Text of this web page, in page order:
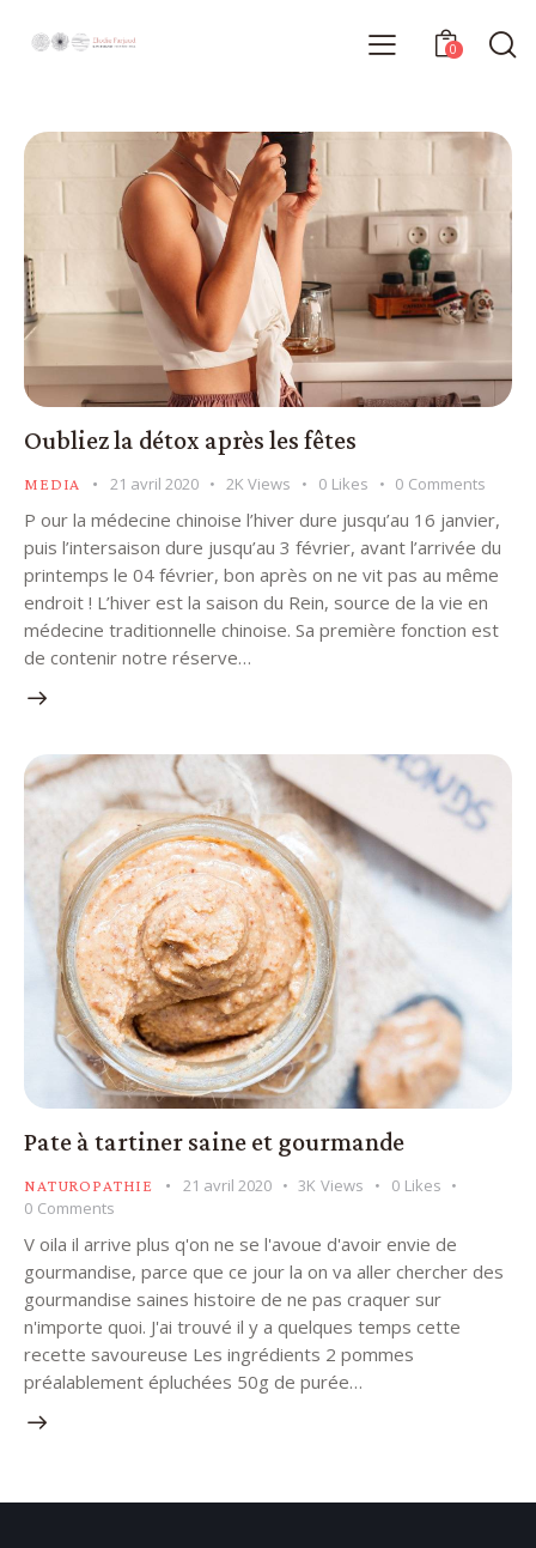
0
Oubliez la détox après les fêtes
MEDIA 21 avril 2020 2K Views 0 Likes 0 Comments
P our la médecine chinoise l’hiver dure jusqu’au 16 janvier,
puis l’intersaison dure jusqu’au 3 février, avant l’arrivée du
printemps le 04 février, bon après on ne vit pas au même
endroit ! L’hiver est la saison du Rein, source de la vie en
médecine traditionnelle chinoise. Sa première fonction est
de contenir notre réserve…
Pate à tartiner saine et gourmande
NATUROPATHIE 21 avril 2020 3K Views 0 Likes
0 Comments
V oila il arrive plus q'on ne se l'avoue d'avoir envie de
gourmandise, parce que ce jour la on va aller chercher des
gourmandise saines histoire de ne pas craquer sur
n'importe quoi. J'ai trouvé il y a quelques temps cette
recette savoureuse Les ingrédients 2 pommes
préalablement épluchées 50g de purée…